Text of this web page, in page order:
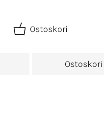
Ostoskori
Ostoskori